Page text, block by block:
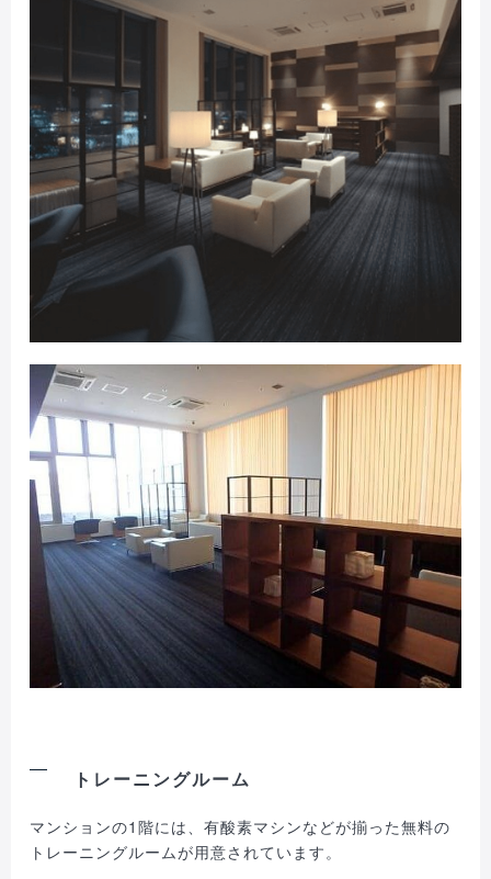
トレーニングルーム
マンションの1階には、有酸素マシンなどが揃った無料の
トレーニングルームが用意されています。